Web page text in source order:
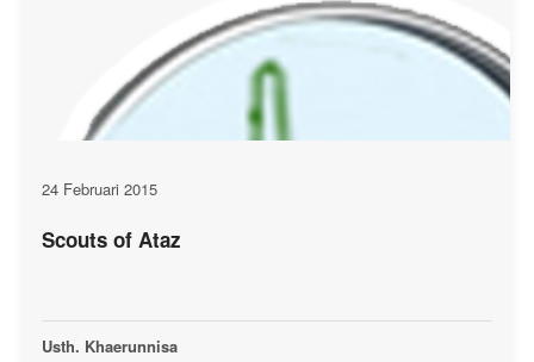
24 Februari 2015
Scouts of Ataz
Usth. Khaerunnisa